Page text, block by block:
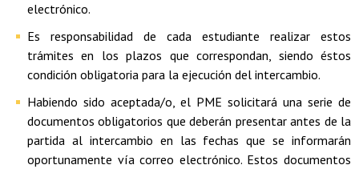
electrónico.
Es responsabilidad de cada estudiante realizar estos
trámites en los plazos que correspondan, siendo éstos
condición obligatoria para la ejecución del intercambio.
Habiendo sido aceptada/o, el PME solicitará una serie de
documentos obligatorios que deberán presentar antes de la
partida al intercambio en las fechas que se informarán
oportunamente vía correo electrónico. Estos documentos